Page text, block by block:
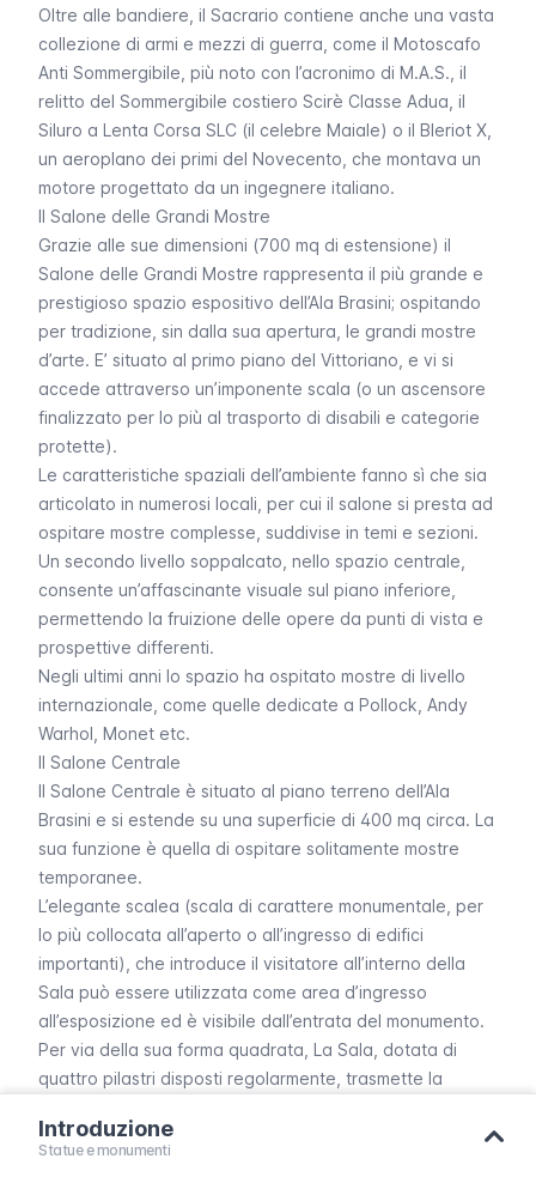
Oltre alle bandiere, il Sacrario contiene anche una vasta
collezione di armi e mezzi di guerra, come il Motoscafo
Anti Sommergibile, più noto con l’acronimo di M.A.S., il
relitto del Sommergibile costiero Scirè Classe Adua, il
Siluro a Lenta Corsa SLC (il celebre Maiale) o il Bleriot X,
un aeroplano dei primi del Novecento, che montava un
motore progettato da un ingegnere italiano.
Il Salone delle Grandi Mostre
Grazie alle sue dimensioni (700 mq di estensione) il
Salone delle Grandi Mostre rappresenta il più grande e
prestigioso spazio espositivo dell’Ala Brasini; ospitando
per tradizione, sin dalla sua apertura, le grandi mostre
d’arte. E’ situato al primo piano del Vittoriano, e vi si
accede attraverso un’imponente scala (o un ascensore
finalizzato per lo più al trasporto di disabili e categorie
protette).
Le caratteristiche spaziali dell’ambiente fanno sì che sia
articolato in numerosi locali, per cui il salone si presta ad
ospitare mostre complesse, suddivise in temi e sezioni.
Un secondo livello soppalcato, nello spazio centrale,
consente un’affascinante visuale sul piano inferiore,
permettendo la fruizione delle opere da punti di vista e
prospettive differenti.
Negli ultimi anni lo spazio ha ospitato mostre di livello
internazionale, come quelle dedicate a Pollock, Andy
Warhol, Monet etc.
Il Salone Centrale
Il Salone Centrale è situato al piano terreno dell’Ala
Brasini e si estende su una superficie di 400 mq circa. La
sua funzione è quella di ospitare solitamente mostre
temporanee.
L’elegante scalea (scala di carattere monumentale, per
lo più collocata all’aperto o all’ingresso di edifici
importanti), che introduce il visitatore all’interno della
Sala può essere utilizzata come area d’ingresso
all’esposizione ed è visibile dall’entrata del monumento.
Per via della sua forma quadrata, La Sala, dotata di
quattro pilastri disposti regolarmente, trasmette la
porzione centrale. Ciò fa sì che lo spazio si presti a
Introduzione
Statue e monumenti